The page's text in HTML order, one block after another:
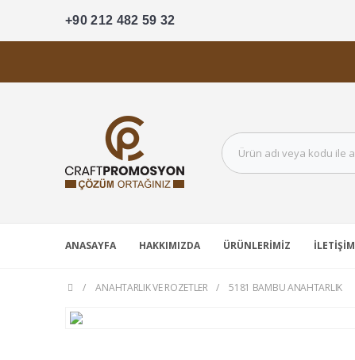
+90 212 482 59 32
ANASAYFA HAKKIMIZDA ÜRÜNLERIMIZ İLETIŞIM
ANAHTARLIK VE ROZETLER 5181 BAMBU ANAHTARLIK